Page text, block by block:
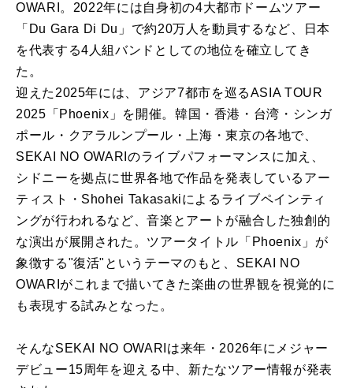
OWARI。2022年には自身初の4大都市ドームツアー
「Du Gara Di Du」で約20万人を動員するなど、日本
を代表する4人組バンドとしての地位を確立してき
た。
迎えた2025年には、アジア7都市を巡るASIA TOUR
2025「Phoenix」を開催。韓国・香港・台湾・シンガ
ポール・クアラルンプール・上海・東京の各地で、
SEKAI NO OWARIのライブパフォーマンスに加え、
シドニーを拠点に世界各地で作品を発表しているアー
ティスト・Shohei Takasakiによるライブペインティ
ングが行われるなど、音楽とアートが融合した独創的
な演出が展開された。ツアータイトル「Phoenix」が
象徴する"復活"というテーマのもと、SEKAI NO
OWARIがこれまで描いてきた楽曲の世界観を視覚的に
も表現する試みとなった。
そんなSEKAI NO OWARIは来年・2026年にメジャー
デビュー15周年を迎える中、新たなツアー情報が発表